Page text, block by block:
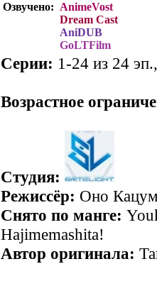
Озвучено: AnimeVost
Dream Cast
AniDUB
GoLTFilm
Серии: 1-24 из 24
Возрастное
Студия:
Режиссёр: Оно
Снято по манге:
Hajimemashita!
Автор оригинала: